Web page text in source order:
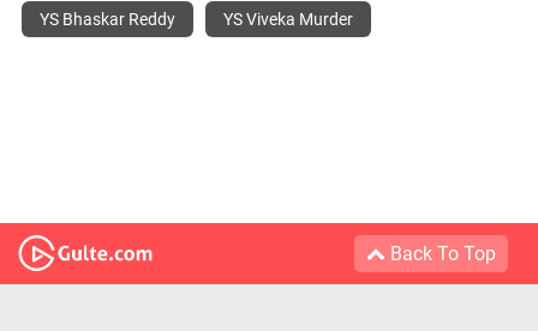
YS Bhaskar Reddy YS Viveka Murder
Back To Top